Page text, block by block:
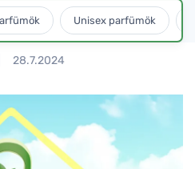
Unisex parfümök
28.7.2024